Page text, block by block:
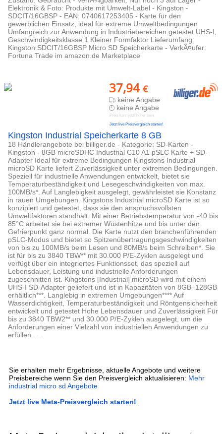
Elektronik & Foto: Produkte mit Umwelt-Label - Kingston -
SDCIT/16GBSP - EAN: 0740617253405 - Karte für den
gewerblichen Einsatz, ideal für extreme Umweltbedingungen
Umfangreich zur Anwendung in Industriebereichen getestet UHS-I,
Geschwindigkeitsklasse 1 Kleiner Formfaktor Lieferumfang:
Kingston SDCIT/16GBSP Micro SD Speicherkarte - VerkÃ¤ufer:
Fortuna Trade im amazon.de Marketplace
37,94 €
keine Angabe
keine Angabe
Preis kann jetzt höher sein
Jetzt live Preisvergleich starten!
Kingston Industrial Speicherkarte 8 GB
18 Händlerangebote bei billiger.de - Kategorie: SD-Karten -
Kingston - 8GB microSDHC Industrial C10 A1 pSLC Karte + SD-
Adapter Ideal für extreme Bedingungen Kingstons Industrial
microSD Karte liefert Zuverlässigkeit unter extremen Bedingungen.
Speziell für industrielle Anwendungen entwickelt, bietet sie
Temperaturbeständigkeit und Lesegeschwindigkeiten von max.
100MB/s*. Auf Langlebigkeit ausgelegt, gewährleistet sie Konstanz
in rauen Umgebungen. Kingstons Industrial microSD Karte ist so
konzipiert und getestet, dass sie den anspruchsvollsten
Umweltfaktoren standhält. Mit einer Betriebstemperatur von -40 bis
85°C arbeitet sie bei extremer Wüstenhitze und bis unter den
Gefrierpunkt ganz normal. Die Karte nutzt den branchenführenden
pSLC-Modus und bietet so Spitzenübertragungsgeschwindigkeiten
von bis zu 100MB/s beim Lesen und 80MB/s beim Schreiben*. Sie
ist für bis zu 3840 TBW** mit 30.000 P/E-Zyklen ausgelegt und
verfügt über ein integriertes Funktionsset, das speziell auf
Lebensdauer, Leistung und industrielle Anforderungen
zugeschnitten ist. Kingstons [Industrial] microSD wird mit einem
UHS-I SD-Adapter geliefert und ist in Kapazitäten von 8GB–128GB
erhältlich***. Langlebig in extremen Umgebungen**** Auf
Wasserdichtigkeit, Temperaturbeständigkeit und Röntgensicherheit
entwickelt und getestet Hohe Lebensdauer und Zuverlässigkeit Für
bis zu 3840 TBW2** und 30.000 P/E-Zyklen ausgelegt, um die
Anforderungen einer Vielzahl von industriellen Anwendungen zu
erfüllen. ...
Sie erhalten mehr Ergebnisse, aktuelle Angebote und weitere
Preisbereiche wenn Sie den Preisvergleich aktualisieren: Mehr
industrial micro sd Angebote
Jetzt live Meta-Preisvergleich starten!